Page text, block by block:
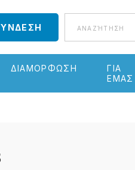
Αναζήτηση
ΔΙΑΜΟΡΦΩΣΗ
ΓΙΑ
ΕΜΑΣ